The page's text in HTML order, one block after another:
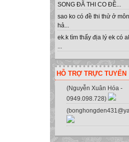
SONG ĐÃ THI CO ĐỀ...
sao ko có đề thi thử ở
hả...
ek.k tìm thấy địa lý ek có
...
HỖ TRỢ TRỰC TUYẾN
(Nguyễn Xuân Hóa -
0949.098.728)